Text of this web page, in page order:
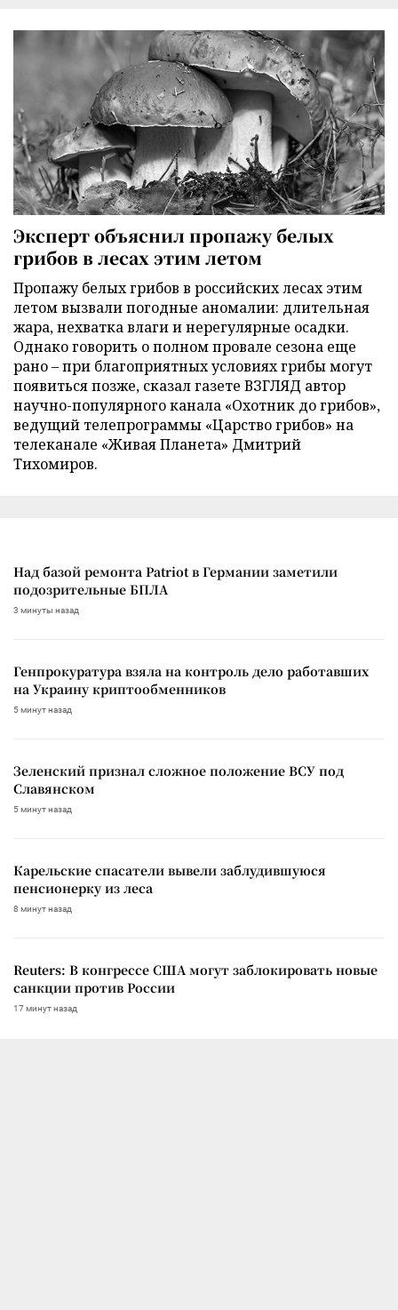
Эксперт объяснил пропажу белых
грибов в лесах этим летом
Пропажу белых грибов в российских лесах этим
летом вызвали погодные аномалии: длительная
жара, нехватка влаги и нерегулярные осадки.
Однако говорить о полном провале сезона еще
рано – при благоприятных условиях грибы могут
появиться позже, сказал газете ВЗГЛЯД автор
научно-популярного канала «Охотник до грибов»,
ведущий телепрограммы «Царство грибов» на
телеканале «Живая Планета» Дмитрий
Тихомиров.
Над базой ремонта Patriot в Германии заметили
подозрительные БПЛА
3 минуты назад
Генпрокуратура взяла на контроль дело работавших
на Украину криптообменников
5 минут назад
Зеленский признал сложное положение ВСУ под
Славянском
5 минут назад
Карельские спасатели вывели заблудившуюся
пенсионерку из леса
8 минут назад
Reuters: В конгрессе США могут заблокировать новые
санкции против России
17 минут назад